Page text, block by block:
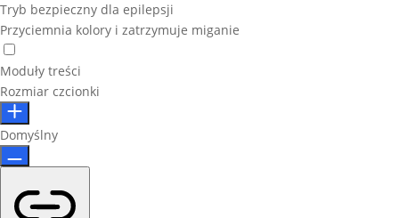
Tryb bezpieczny dla epilepsji
Przyciemnia kolory i zatrzymuje miganie
Moduły treści
Rozmiar czcionki
Domyślny